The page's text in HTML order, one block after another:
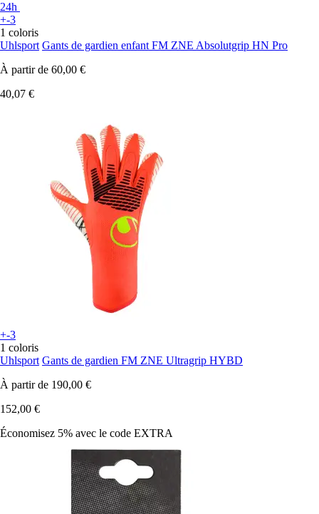
24h
+-3
1 coloris
Uhlsport Gants de gardien enfant FM ZNE Absolutgrip HN Pro
À partir de 60,00 €
40,07 €
+-3
1 coloris
Uhlsport Gants de gardien FM ZNE Ultragrip HYBD
À partir de 190,00 €
152,00 €
Économisez 5% avec le code EXTRA